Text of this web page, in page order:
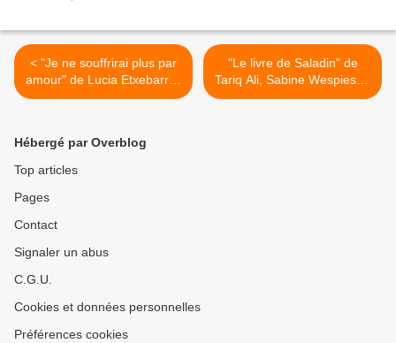
< "Je ne souffrirai plus par
amour" de Lucia Etxebarria;
Héloïse d'Ormesson, 2005
"Le livre de Saladin" de
Tariq Ali, Sabine Wespieser,
2008 (GB et F) >
Hébergé par Overblog
Top articles
Pages
Contact
Signaler un abus
C.G.U.
Cookies et données personnelles
Préférences cookies